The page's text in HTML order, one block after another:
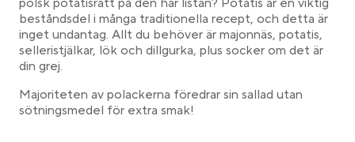
polsk potatisrätt på den här listan? Potatis är en viktig
beståndsdel i många traditionella recept, och detta är
inget undantag. Allt du behöver är majonnäs, potatis,
selleristjälkar, lök och dillgurka, plus socker om det är
din grej.
Majoriteten av polackerna föredrar sin sallad utan
sötningsmedel för extra smak!